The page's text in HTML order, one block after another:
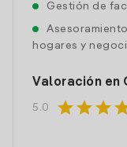
Gestión de
hogares y
Valoración en
5.0 starstarstar